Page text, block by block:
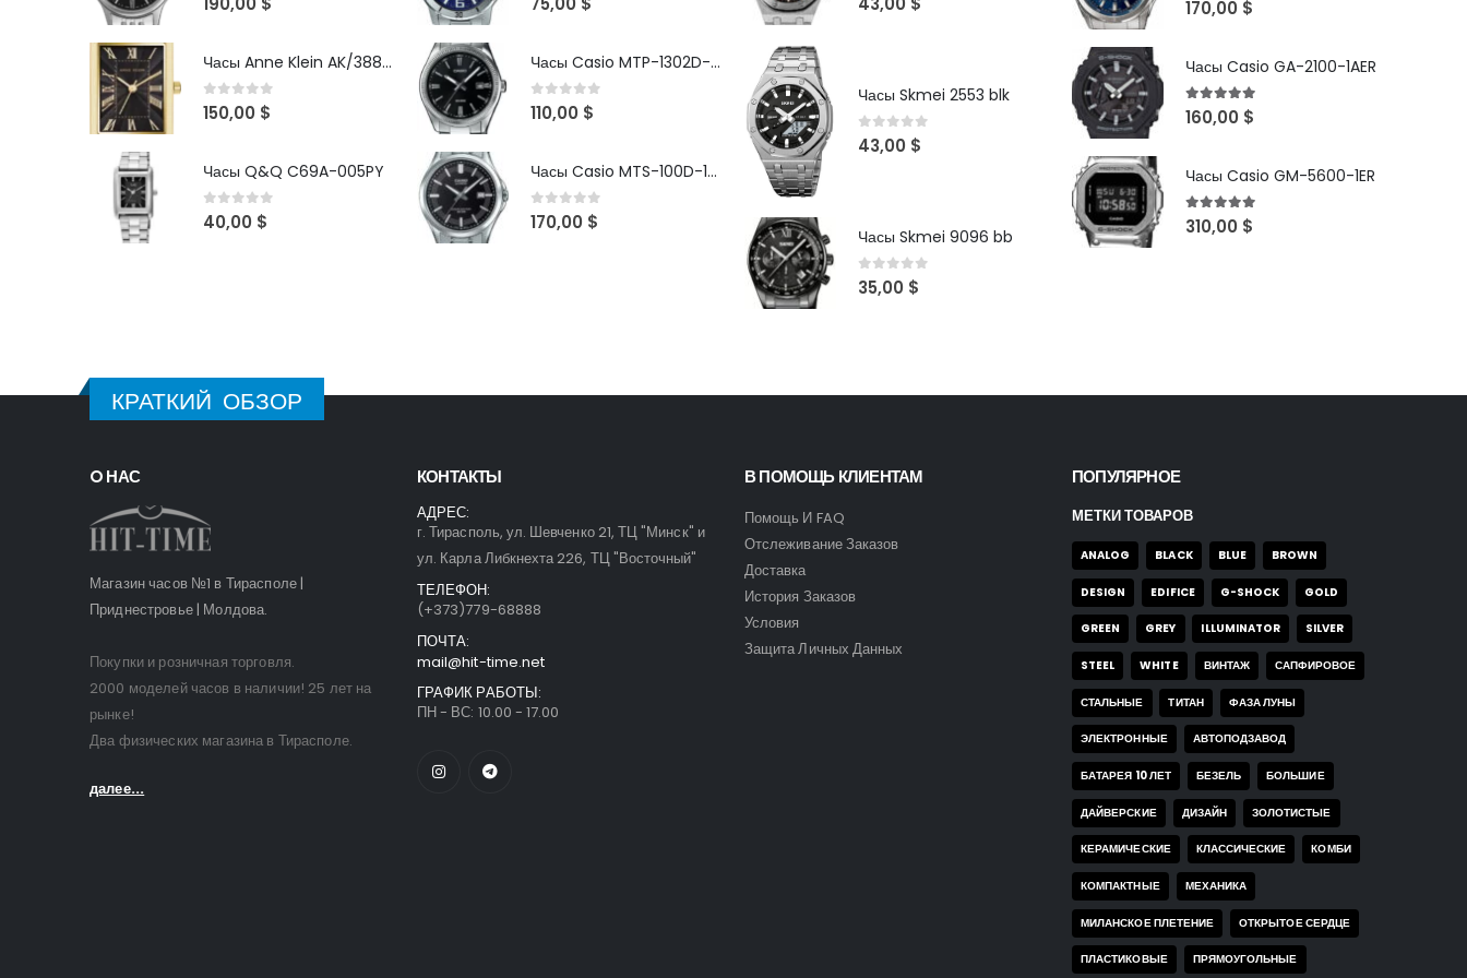
Часы Anne Klein AK/3882BKGB
0out of 5
150,00 $
Часы Q&Q C69A-005PY
0 out of 5
40,00 $
Часы Casio MTP-1302D-1A1VDF
0out of 5
110,00 $
Часы Casio MTS-100D-1AV
0out of 5
170,00 $
Часы Skmei 2553 blk
0 out of 5
43,00 $
Часы Skmei 9096 bb
0out of 5
35,00 $
170,00 $
Часы Casio GA-2100-1AER
5out of 5
160,00 $
Часы Casio GM-5600-1ER
5out of 5
310,00 $
КРАТКИЙ ОБЗОР
O НАС
Магазин часов №1 в Тирасполе |
Приднестровье | Молдова.
Покупки и розничная торговля.
2000 моделей часов в наличии! 25 лет на
рынке!
Два физических магазина в Тирасполе.
далее...
КОНТАКТЫ
АДРЕС:
г. Тирасполь, ул. Шевченко 21, ТЦ "Минск" и
ул. Карла Либкнехта 226, ТЦ "Восточный"
ТЕЛЕФОН:
(+373)779-68888
ПОЧТА:
mail@hit-time.net
ГРАФИК РАБОТЫ:
ПН - ВС: 10.00 - 17.00
В ПОМОЩЬ КЛИЕНТАМ
Помощь И FAQ
Отслеживание Заказов
Доставка
История Заказов
Условия
Защита Личных Данных
ПОПУЛЯРНОЕ
МЕТКИ ТОВАРОВ
ANALOG BLACK BLUE BROWN
DESIGN EDIFICE G-SHOCK GOLD
GREEN GREY ILLUMINATOR SILVER
STEEL WHITE ВИНТАЖ САПФИРОВОЕ
СТАЛЬНЫЕ ТИТАН ФАЗА ЛУНЫ
ЭЛЕКТРОННЫЕ АВТОПОДЗАВОД
БАТАРЕЯ 10 ЛЕТ БЕЗЕЛЬ БОЛЬШИЕ
ДАЙВЕРСКИЕ ДИЗАЙН ЗОЛОТИСТЫЕ
КЕРАМИЧЕСКИЕ КЛАССИЧЕСКИЕ КОМБИ
КОМПАКТНЫЕ МЕХАНИКА
МИЛАНСКОЕ ПЛЕТЕНИЕ ОТКРЫТОЕ СЕРДЦЕ
ПЛАСТИКОВЫЕ ПРЯМОУГОЛЬНЫЕ